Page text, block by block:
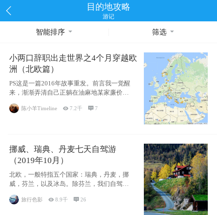
目的地攻略
游记
智能排序 筛选
小两口辞职出走世界之4个月穿越欧
洲（北欧篇）
PS这是一篇2016年故事重发。前言我一觉醒
来，渐渐弄清自己正躺在油麻地某家廉价宾
馆
陈小羊Timeline 7.2千 7
挪威、瑞典、丹麦七天自驾游
（2019年10月）
北欧，一般特指五个国家：瑞典，丹麦，挪
威，芬兰，以及冰岛。除芬兰，我们自驾游
旅行色影 8.9千 26